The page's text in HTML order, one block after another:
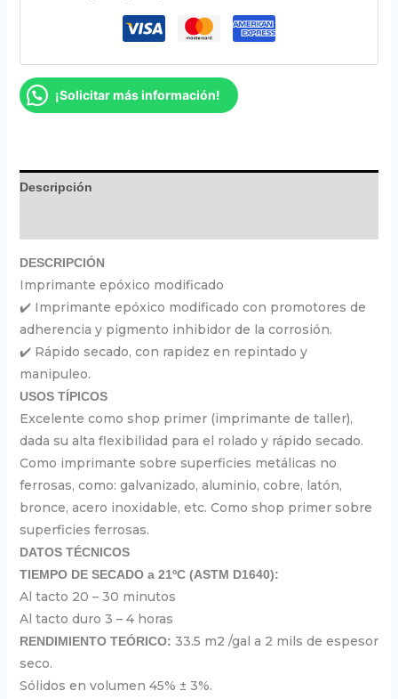
¡Solicitar más información!
Descripción
DESCRIPCIÓN
Imprimante epóxico modificado
✔️ Imprimante epóxico modificado con promotores de
adherencia y pigmento inhibidor de la corrosión.
✔️ Rápido secado, con rapidez en repintado y
manipuleo.
USOS TÍPICOS
Excelente como shop primer (imprimante de taller),
dada su alta flexibilidad para el rolado y rápido secado.
Como imprimante sobre superficies metálicas no
ferrosas, como: galvanizado, aluminio, cobre, latón,
bronce, acero inoxidable, etc. Como shop primer sobre
superficies ferrosas.
DATOS TÉCNICOS
TIEMPO DE SECADO a 21ºC (ASTM D1640):
Al tacto 20 – 30 minutos
Al tacto duro 3 – 4 horas
RENDIMIENTO TEÓRICO: 33.5 m2 /gal a 2 mils de espesor
seco.
Sólidos en volumen 45% ± 3%.